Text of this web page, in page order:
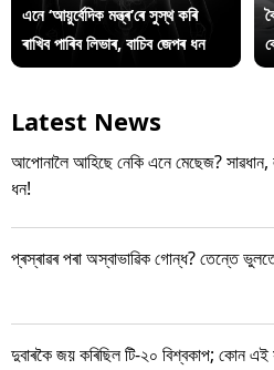
এনে ‘আয়ুৰ্বেদিক মন্ত্ৰ’ৰে সুস্থ কৰি
ৰাখিব পাৰিব লিভাৰ, বাচিব জেপৰ ধন
Latest News
আপোনালৈ আহিছে নেকি এনে মেছেজ? সাৱধান,
ধন!
প্ৰস্ৰাৱৰ পৰা অস্বাভাৱিক গোন্ধ? তেন্তে
দুবাৰকৈ জয় কৰিছিল টি-২০ বিশ্বকাপ; কোন